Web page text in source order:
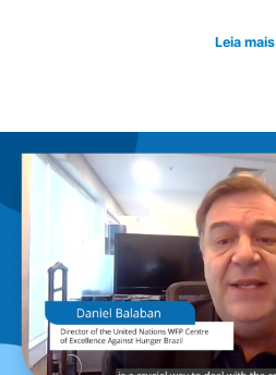
Leia mais